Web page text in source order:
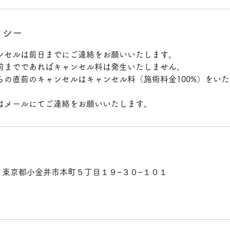
ー
ルは前日までにご連絡をお願いいたします。
でであればキャンセル料は発生いたしません。
の直前のキャンセルはキャンセル料（施術料金100%）をい
ールにてご連絡をお願いいたします。
京都小金井市本町５丁目１９−３０−１０１